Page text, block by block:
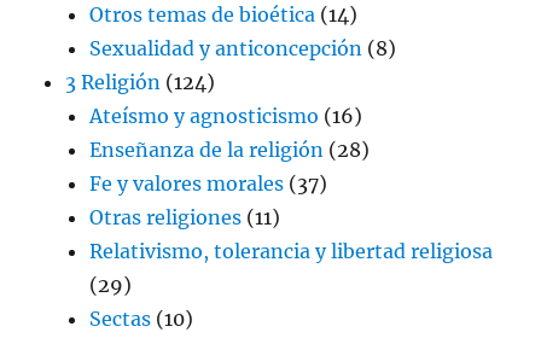
Otros temas de bioética (14)
Sexualidad y anticoncepción (8)
3 Religión (124)
Ateísmo y agnosticismo (16)
Enseñanza de la religión (28)
Fe y valores morales (37)
Otras religiones (11)
Relativismo, tolerancia y libertad religiosa
(29)
Sectas (10)